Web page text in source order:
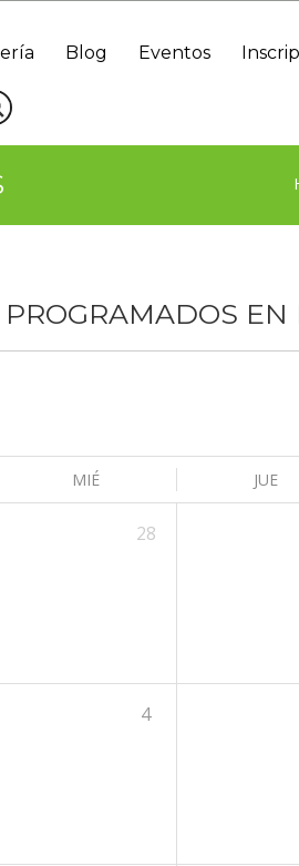
Blog Eventos
MIÉ JUE
28
4